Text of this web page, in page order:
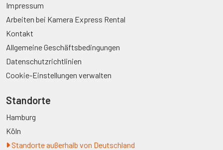
Impressum
Arbeiten bei Kamera Express Rental
Kontakt
Allgemeine Geschäftsbedingungen
Datenschutzrichtlinien
Cookie-Einstellungen verwalten
Standorte
Hamburg
Köln
Standorte außerhalb von Deutschland